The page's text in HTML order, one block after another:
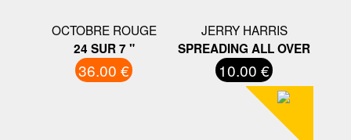
OCTOBRE ROUGE
24 SUR 7 "
36.00 €
JERRY HARRIS
SPREADING ALL OVER
10.00 €